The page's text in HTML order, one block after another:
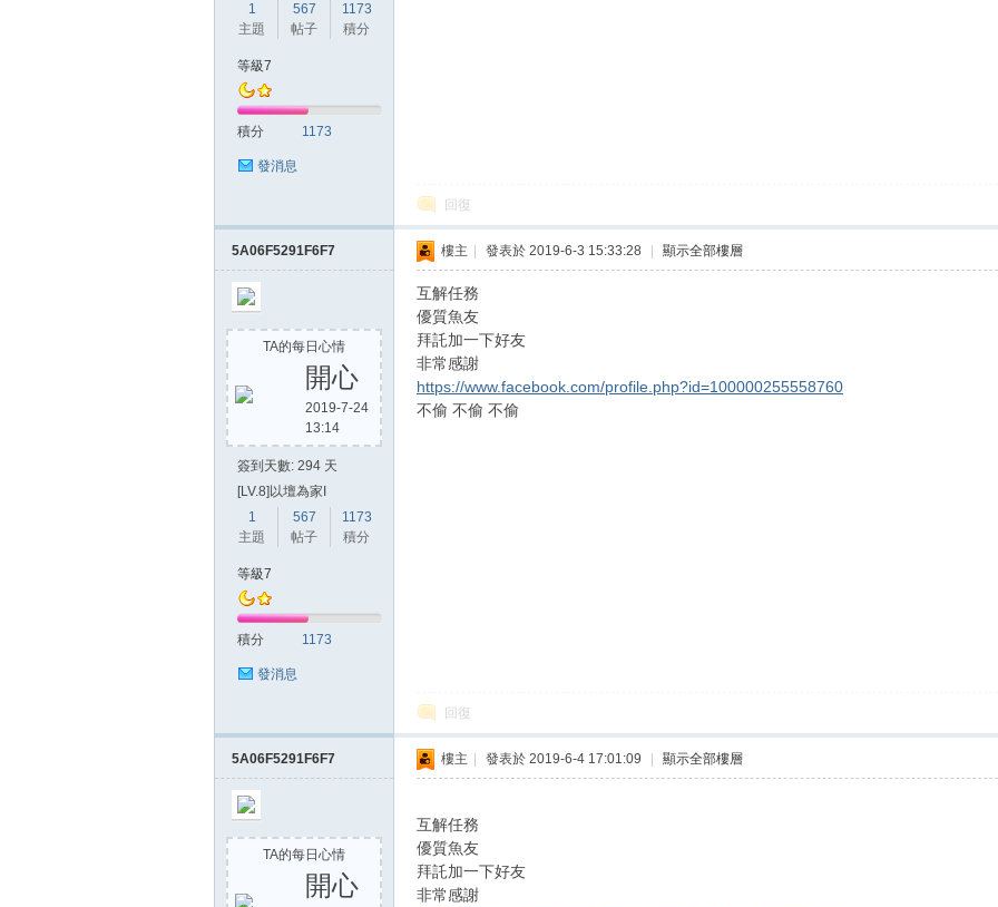
1
主題
567
帖子
1173
積分
等級7
積分 1173
發消息
回復
5A06F5291F6F7
TA的每日心情
開心
2019-7-24
13:14
簽到天數: 294 天
[LV.8]以壇為家I
1
主題
567
帖子
1173
積分
等級7
積分 1173
發消息
樓主 發表於 2019-6-3 15:33:28 顯示全部樓層
互解任務
優質魚友
拜託加一下好友
非常感謝
https://www.facebook.com/profile.php?id=100000255558760
不偷 不偷 不偷
回復
5A06F5291F6F7
TA的每日心情
開心
樓主 發表於 2019-6-4 17:01:09 顯示全部樓層
互解任務
優質魚友
拜託加一下好友
非常感謝